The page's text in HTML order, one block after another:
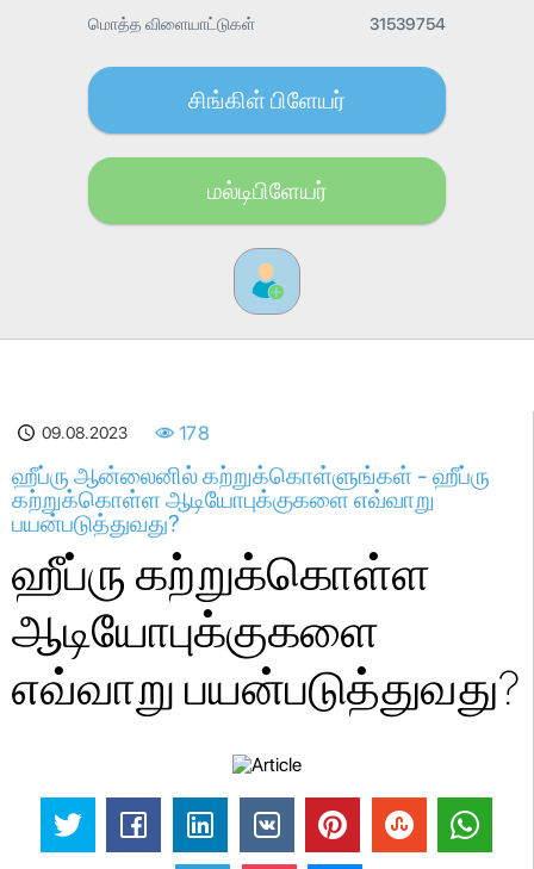
மொத்த விளையாட்டுகள் 31539754
சிங்கிள் பிளேயர்
மல்டிபிளேயர்
09.08.2023 178
ஹீப்ரு ஆன்லைனில் கற்றுக்கொள்ளுங்கள் - ஹீப்ரு
கற்றுக்கொள்ள ஆடியோபுக்குகளை எவ்வாறு
பயன்படுத்துவது?
ஹீப்ரு கற்றுக்கொள்ள
ஆடியோபுக்குகளை
எவ்வாறு பயன்படுத்துவது?